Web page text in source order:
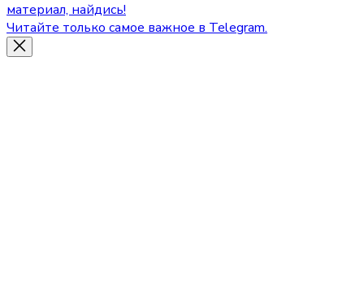
материал, найдись!
Читайте только самое важное в Telegram.